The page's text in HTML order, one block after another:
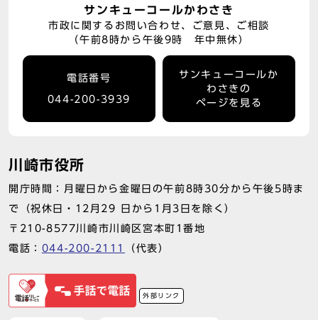
サンキューコールかわさき
市政に関するお問い合わせ、ご意見、ご相談
（午前8時から午後9時 年中無休）
電話番号
044-200-3939
サンキューコールか
わさきの
ページを見る
川崎市役所
開庁時間：月曜日から金曜日の午前8時30分から午後5時ま
で（祝休日・12月29 日から1月3日を除く）
〒210-8577川崎市川崎区宮本町1番地
電話： 044-200-2111 （代表）
外部リンク